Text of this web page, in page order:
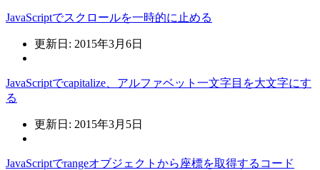
JavaScriptでスクロールを一時的に止める
更新日: 2015年3月6日
JavaScriptでcapitalize、アルファベット一文字目を大文字にす
る
更新日: 2015年3月5日
JavaScriptでrangeオブジェクトから座標を取得するコード